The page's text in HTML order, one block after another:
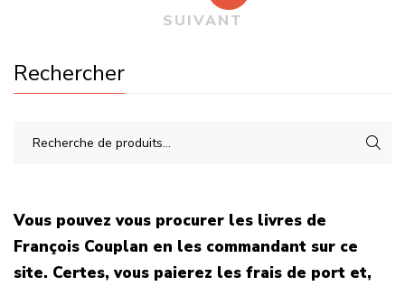
SUIVANT
Rechercher
Vous pouvez vous procurer les livres de
François Couplan en les commandant sur ce
site. Certes, vous paierez les frais de port et,